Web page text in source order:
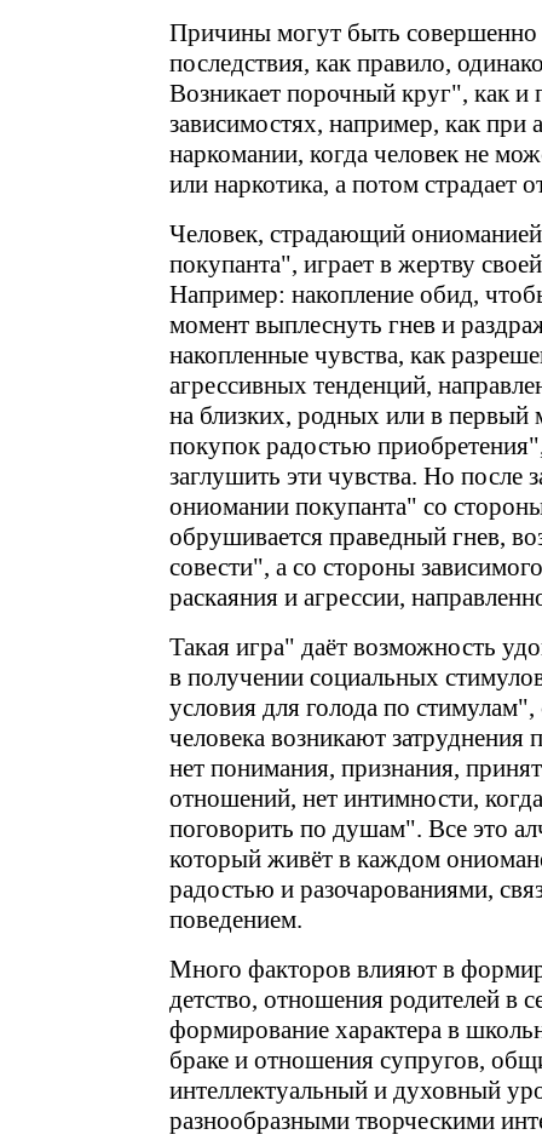
Причины могут быть совершенно
последствия, как правило,
Возникает порочный круг", как и
зависимостях, например, как при
наркомании, когда человек не
или наркотика, а потом страдает
Человек, страдающий
покупанта", играет в жертву
Например: накопление обид,
момент выплеснуть гнев и
накопленные чувства, как
агрессивных тенденций,
на близких, родных или в первый
покупок радостью
заглушить эти чувства. Но после
ониомании покупанта" со
обрушивается праведный гнев,
совести", а со стороны
раскаяния и агрессии,
Такая игра" даёт возможность
в получении социальных
условия для голода по стимулам",
человека возникают затруднения
нет понимания, признания,
отношений, нет интимности,
поговорить по душам". Все это
который живёт в каждом
радостью и разочарованиями,
поведением.
Много факторов влияют в
детство, отношения родителей в
формирование характера в
браке и отношения супругов,
интеллектуальный и духовный
разнообразными творческими